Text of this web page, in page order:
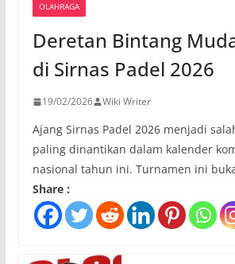
OLAHRAGA
Deretan Bintang
di Sirnas Padel 2026
19/02/2026 Wiki Writer
Ajang Sirnas Padel 2026 menjadi
paling dinantikan dalam kalender
nasional tahun ini. Turnamen ini
Share :